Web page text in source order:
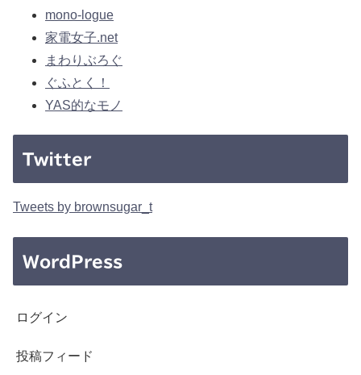
mono-logue
家電女子.net
まわりぶろぐ
ぐふとく！
YAS的なモノ
Twitter
Tweets by brownsugar_t
WordPress
ログイン
投稿フィード